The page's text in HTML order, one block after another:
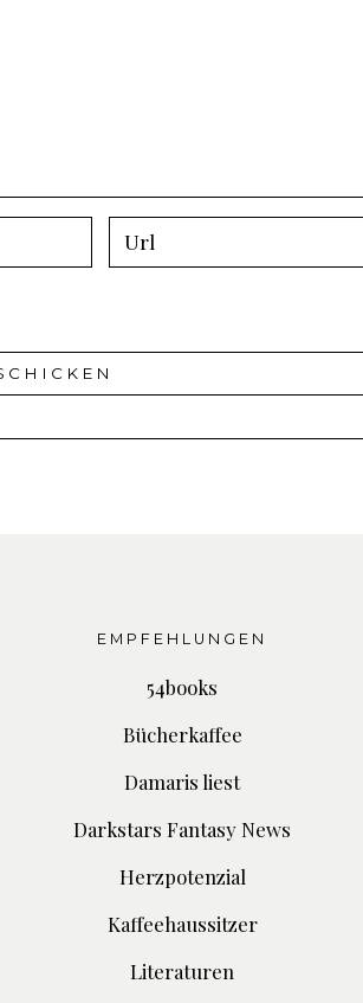
EMPFEHLUNGEN
54books
Bücherkaffee
Damaris liest
Darkstars Fantasy News
Herzpotenzial
Kaffeehaussitzer
Literaturen